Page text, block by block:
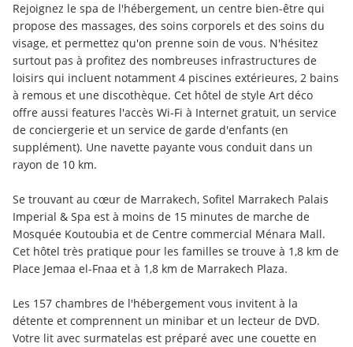
Rejoignez le spa de l'hébergement, un centre bien-être qui
propose des massages, des soins corporels et des soins du
visage, et permettez qu'on prenne soin de vous. N'hésitez
surtout pas à profitez des nombreuses infrastructures de
loisirs qui incluent notamment 4 piscines extérieures, 2 bains
à remous et une discothèque. Cet hôtel de style Art déco
offre aussi features l'accès Wi-Fi à Internet gratuit, un service
de conciergerie et un service de garde d'enfants (en
supplément). Une navette payante vous conduit dans un
rayon de 10 km.
Se trouvant au cœur de Marrakech, Sofitel Marrakech Palais
Imperial & Spa est à moins de 15 minutes de marche de
Mosquée Koutoubia et de Centre commercial Ménara Mall.
Cet hôtel très pratique pour les familles se trouve à 1,8 km de
Place Jemaa el-Fnaa et à 1,8 km de Marrakech Plaza.
Les 157 chambres de l'hébergement vous invitent à la
détente et comprennent un minibar et un lecteur de DVD.
Votre lit avec surmatelas est préparé avec une couette en